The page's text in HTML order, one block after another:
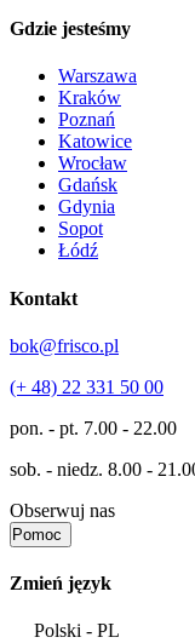
Gdzie jesteśmy
Warszawa
Kraków
Poznań
Katowice
Wrocław
Gdańsk
Gdynia
Sopot
Łódź
Kontakt
bok@frisco.pl
(+ 48) 22 331 50 00
pon. - pt. 7.00 - 22.00
sob. - niedz. 8.00 -
Obserwuj nas
Pomoc
Zmień język
Polski - PL